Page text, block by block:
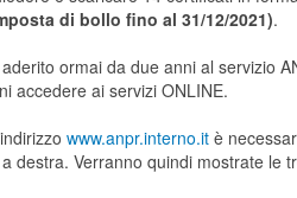
di bollo fino al 31/12/2021).
ormai da due anni al servizio
accedere ai servizi ONLINE.
www.anpr.interno.it è
destra. Verranno quindi mostrate le